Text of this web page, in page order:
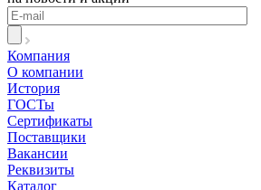
Компания
О компании
История
ГОСТы
Сертификаты
Поставщики
Вакансии
Реквизиты
Каталог